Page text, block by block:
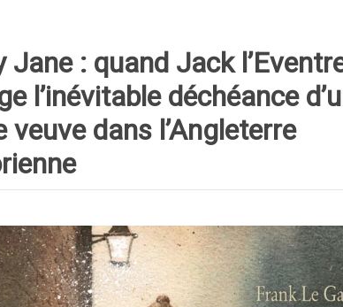
Jane : quand Jack
l’inévitable déchéance
veuve dans l’Angleterre